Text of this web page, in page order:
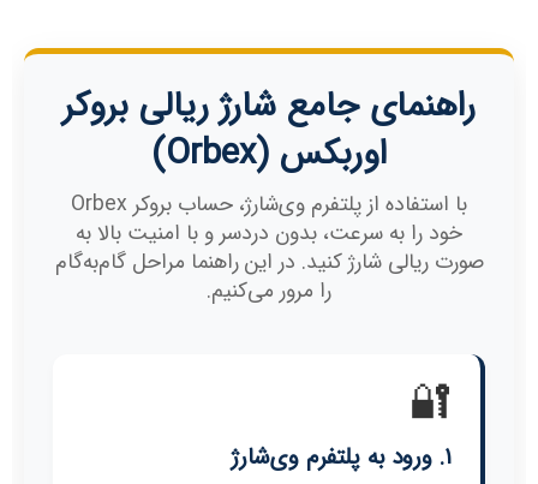
راهنمای جامع شارژ ریالی بروکر
اوربکس (Orbex)
با استفاده از پلتفرم وی‌شارژ، حساب بروکر Orbex
خود را به سرعت، بدون دردسر و با امنیت بالا به
صورت ریالی شارژ کنید. در این راهنما مراحل گام‌به‌گام
را مرور می‌کنیم.
🔐
۱. ورود به پلتفرم وی‌شارژ